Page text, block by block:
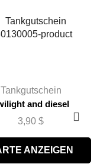
Tankgutschein
and diesel
3,90 $
ANZEIGEN